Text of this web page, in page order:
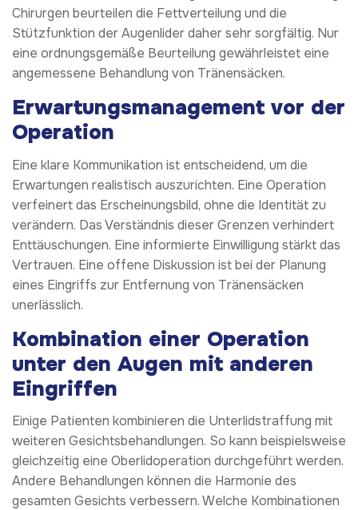
Chirurgen beurteilen die Fettverteilung und die
Stützfunktion der Augenlider daher sehr sorgfältig. Nur
eine ordnungsgemäße Beurteilung gewährleistet eine
angemessene Behandlung von Tränensäcken.
Erwartungsmanagement vor der
Operation
Eine klare Kommunikation ist entscheidend, um die
Erwartungen realistisch auszurichten. Eine Operation
verfeinert das Erscheinungsbild, ohne die Identität zu
verändern. Das Verständnis dieser Grenzen verhindert
Enttäuschungen. Eine informierte Einwilligung stärkt das
Vertrauen. Eine offene Diskussion ist bei der Planung
eines Eingriffs zur Entfernung von Tränensäcken
unerlässlich.
Kombination einer Operation
unter den Augen mit anderen
Eingriffen
Einige Patienten kombinieren die Unterlidstraffung mit
weiteren Gesichtsbehandlungen. So kann beispielsweise
gleichzeitig eine Oberlidoperation durchgeführt werden.
Andere Behandlungen können die Harmonie des
gesamten Gesichts verbessern. Welche Kombinationen